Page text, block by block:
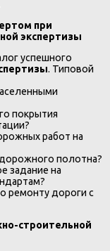
при
экспертизы
успешного
. Типовой
покрытия
работ на
полотна?
задание на
ремонту дороги с
строительной